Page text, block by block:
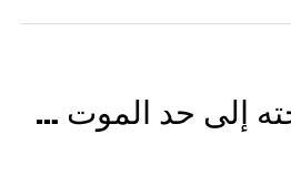
إلى حد الموت …